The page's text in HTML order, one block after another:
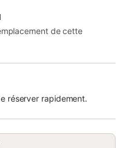
de cette
réserver rapidement.